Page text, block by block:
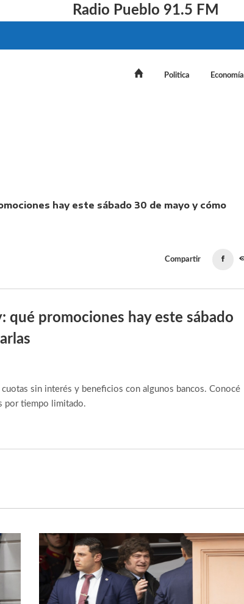
Radio Pueblo 91.5 FM
Politica Economía
Compartir
qué promociones hay este sábado
sin interés y beneficios con algunos bancos. Conocé
por tiempo limitado.